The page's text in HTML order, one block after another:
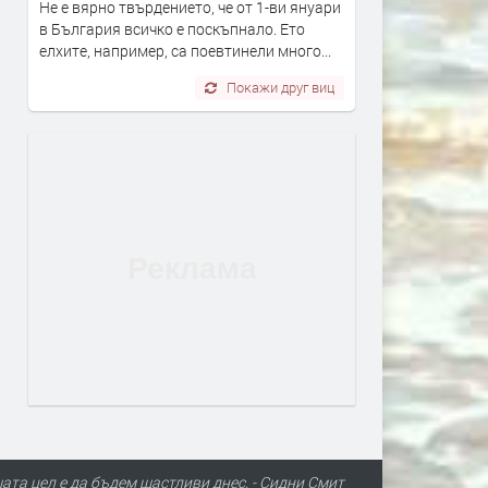
Не е вярно твърдението, че от 1-ви януари
в България всичко е поскъпнало. Ето
елхите, например, са поевтинели много...
Покажи друг виц
цел е да бъдем щастливи днес. - Сидни Смит